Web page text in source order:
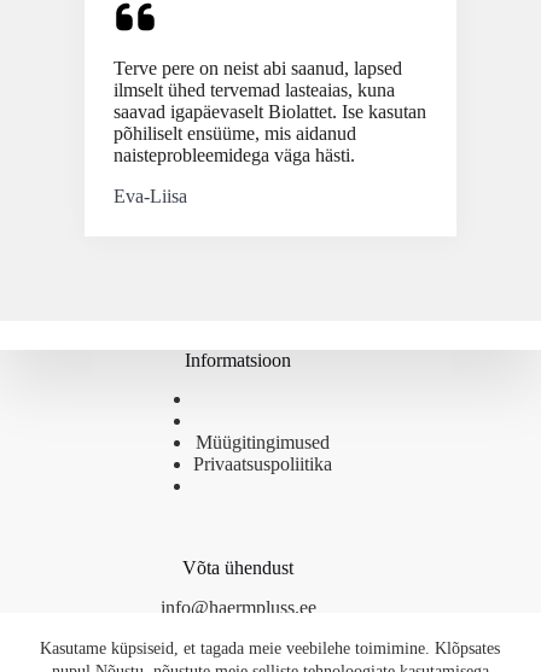
Kasutame küpsiseid, et tagada meie veebilehe toimimine. Klõpsates
Terve pere on neist abi saanud, lapsed
ilmselt ühed tervemad lasteaias, kuna
saavad igapäevaselt Biolattet. Ise kasutan
põhiliselt ensüüme, mis aidanud
naisteprobleemidega väga hästi.
Eva-Liisa
Informatsioon
Müügitingimused
Privaatsuspoliitika
Võta ühendust
info@haermpluss.ee